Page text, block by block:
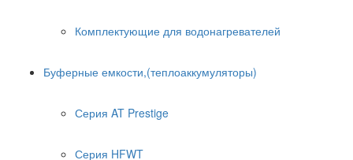
Комплектующие для водонагревателей
Буферные емкости,(теплоаккумуляторы)
Серия AT Prestige
Серия HFWT